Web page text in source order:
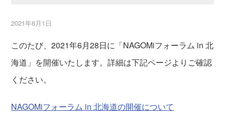
2021年6月1日
このたび、2021年6月28日に「NAGOMiフォーラム in 北
海道」を開催いたします。詳細は下記ページよりご確認
ください。
NAGOMiフォーラム in 北海道の開催について